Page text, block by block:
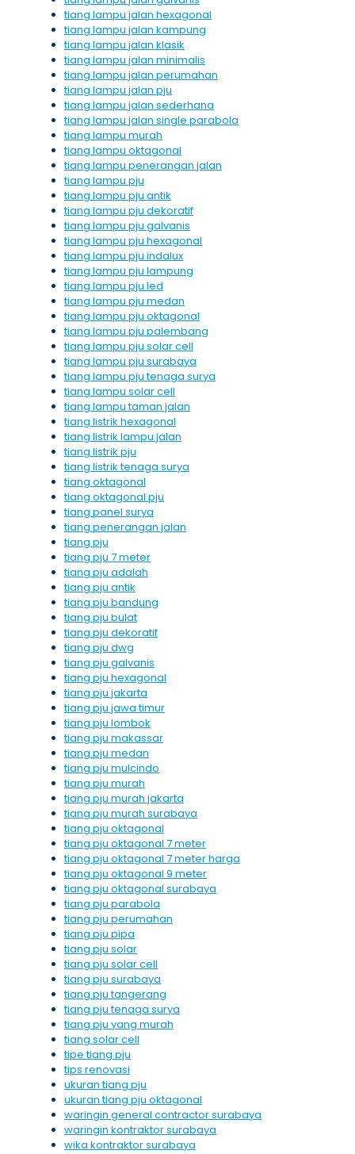
tiang lampu jalan hexagonal
tiang lampu jalan kampung
tiang lampu jalan klasik
tiang lampu jalan minimalis
tiang lampu jalan perumahan
tiang lampu jalan pju
tiang lampu jalan sederhana
tiang lampu jalan single parabola
tiang lampu murah
tiang lampu oktagonal
tiang lampu penerangan jalan
tiang lampu pju
tiang lampu pju antik
tiang lampu pju dekoratif
tiang lampu pju galvanis
tiang lampu pju hexagonal
tiang lampu pju indalux
tiang lampu pju lampung
tiang lampu pju led
tiang lampu pju medan
tiang lampu pju oktagonal
tiang lampu pju palembang
tiang lampu pju solar cell
tiang lampu pju surabaya
tiang lampu pju tenaga surya
tiang lampu solar cell
tiang lampu taman jalan
tiang listrik hexagonal
tiang listrik lampu jalan
tiang listrik pju
tiang listrik tenaga surya
tiang oktagonal
tiang oktagonal pju
tiang panel surya
tiang penerangan jalan
tiang pju
tiang pju 7 meter
tiang pju adalah
tiang pju antik
tiang pju bandung
tiang pju bulat
tiang pju dekoratif
tiang pju dwg
tiang pju galvanis
tiang pju hexagonal
tiang pju jakarta
tiang pju jawa timur
tiang pju lombok
tiang pju makassar
tiang pju medan
tiang pju mulcindo
tiang pju murah
tiang pju murah jakarta
tiang pju murah surabaya
tiang pju oktagonal
tiang pju oktagonal 7 meter
tiang pju oktagonal 7 meter harga
tiang pju oktagonal 9 meter
tiang pju oktagonal surabaya
tiang pju parabola
tiang pju perumahan
tiang pju pipa
tiang pju solar
tiang pju solar cell
tiang pju surabaya
tiang pju tangerang
tiang pju tenaga surya
tiang pju yang murah
tiang solar cell
tipe tiang pju
tips renovasi
ukuran tiang pju
ukuran tiang pju oktagonal
waringin general contractor surabaya
waringin kontraktor surabaya
wika kontraktor surabaya